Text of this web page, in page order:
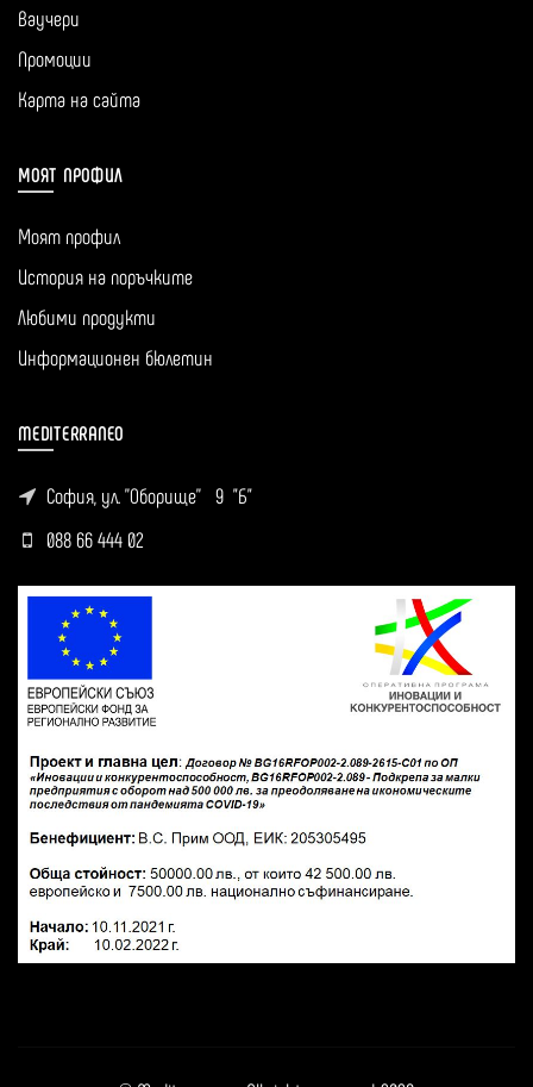
Ваучери
Промоции
Карта на сайта
МОЯТ ПРОФИЛ
Моят профил
История на поръчките
Любими продукти
Информационен бюлетин
MEDITERRANEO
София, ул. ''Оборище'' 9 "Б"
088 66 444 02